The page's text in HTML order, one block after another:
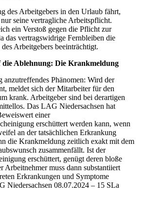
des Arbeitgebers in den Urlaub fährt,
seine vertragliche Arbeitspflicht.
ein Verstoß gegen die Pflicht zur
das vertragswidrige Fernbleiben die
Arbeitgebers beeinträchtigt.
die Ablehnung: Die Krankmeldung
anzutreffendes Phänomen: Wird der
meldet sich der Mitarbeiter für den
krank. Arbeitgeber sind bei derartigen
Das LAG Niedersachsen hat
einer
erschüttert werden kann, wenn
an der tatsächlichen Erkrankung
die Krankmeldung zeitlich exakt mit dem
zusammenfällt. Ist der
erschüttert, genügt deren bloße
Arbeitnehmer muss dann substantiiert
Erkrankungen und Symptome
Niedersachsen 08.07.2024 – 15 SLa